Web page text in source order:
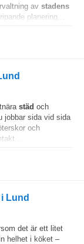
av stadens
planering...
städ och
jobbar sida vid sida
och
Lund
det är ett litet
helhet i köket –